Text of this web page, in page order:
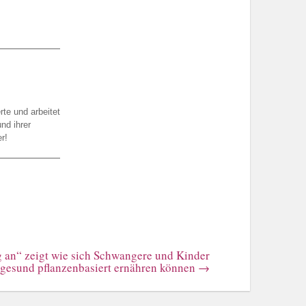
und arbeitet
ihrer
an“ zeigt wie sich Schwangere und Kinder
gesund pflanzenbasiert ernähren können →